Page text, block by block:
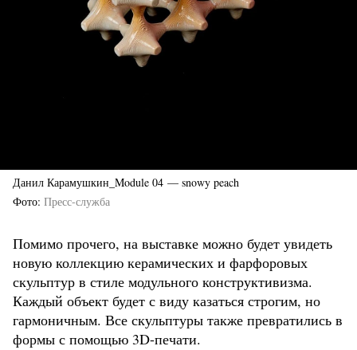
Данил Карамушкин_Module 04 — snowy peach
Фото Пресс-служба
Помимо прочего, на выставке можно будет увидеть
новую коллекцию керамических и фарфоровых
скульптур в стиле модульного конструктивизма.
Каждый объект будет с виду казаться строгим, но
гармоничным. Все скульптуры также превратились в
формы с помощью 3D-печати.